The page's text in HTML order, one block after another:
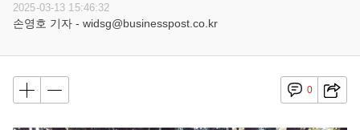
2025-03-13 15:46:32
손영호 기자 - widsg@businesspost.co.kr
0